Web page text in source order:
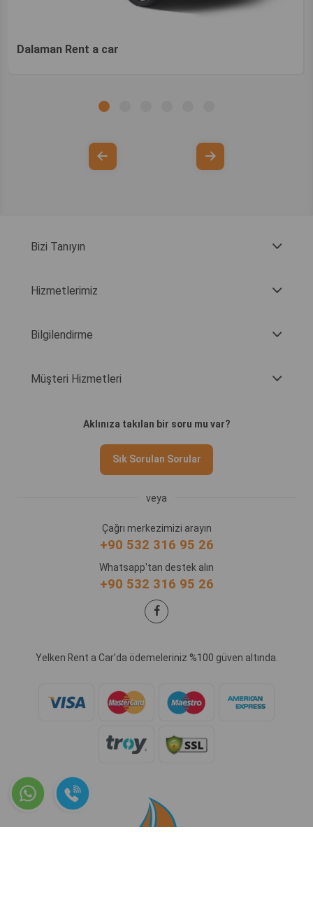
Dalaman Rent a car
Bizi Tanıyın
Hizmetlerimiz
Bilgilendirme
Müşteri Hizmetleri
Aklınıza takılan bir soru mu var?
Sık Sorulan Sorular
veya
Çağrı merkezimizi arayın
+90 532 316 95 26
Whatsapp'tan destek alın
+90 532 316 95 26
Yelken Rent a Car’da ödemeleriniz %100 güven altında.